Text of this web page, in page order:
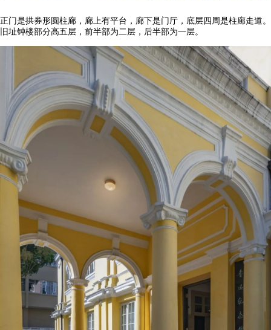
正门是拱券形圆柱廊，廊上有平台，廊下是门厅，底层四周是柱廊走道。
旧址钟楼部分高五层，前半部为二层，后半部为一层。